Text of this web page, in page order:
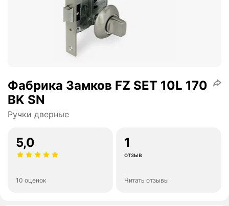
Фабрика Замков FZ SET 10L 170
BK SN
Ручки дверные
5,0
10 оценок
1
отзыв
Читать отзывы